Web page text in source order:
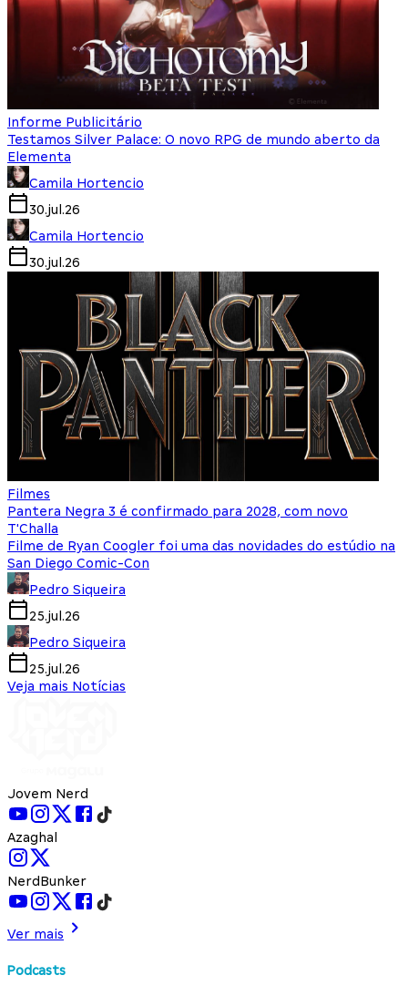
Informe Publicitário
Testamos Silver Palace: O novo RPG de mundo aberto da
Elementa
Camila Hortencio
30.jul.26
Camila Hortencio
30.jul.26
Filmes
Pantera Negra 3 é confirmado para 2028, com novo
T'Challa
Filme de Ryan Coogler foi uma das novidades do estúdio na
San Diego Comic-Con
Pedro Siqueira
25.jul.26
Pedro Siqueira
25.jul.26
Veja mais Notícias
Jovem Nerd
Azaghal
NerdBunker
Ver mais
Podcasts